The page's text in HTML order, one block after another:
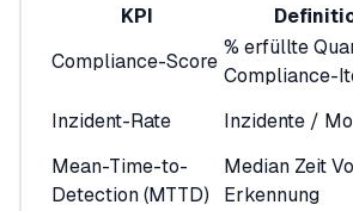
KPI
Compliance-Score
% erfüllte
Compliance-
Inzident-Rate Inzidente /
Mean-Time-to-
Detection (MTTD)
Median Zeit
Erkennung